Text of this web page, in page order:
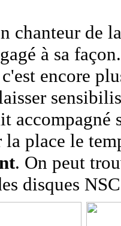
chanteur de
à sa
encore
accompagné
place le
. On peut
disques